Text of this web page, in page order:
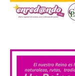
Laciana
del 12 de
7 Ago 2026